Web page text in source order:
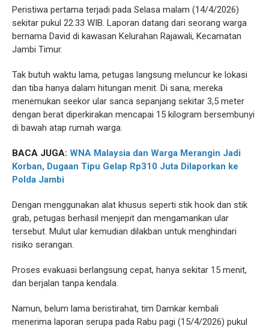
Peristiwa pertama terjadi pada Selasa malam (14/4/2026)
sekitar pukul 22.33 WIB. Laporan datang dari seorang warga
bernama David di kawasan Kelurahan Rajawali, Kecamatan
Jambi Timur.
Tak butuh waktu lama, petugas langsung meluncur ke lokasi
dan tiba hanya dalam hitungan menit. Di sana, mereka
menemukan seekor ular sanca sepanjang sekitar 3,5 meter
dengan berat diperkirakan mencapai 15 kilogram bersembunyi
di bawah atap rumah warga.
BACA JUGA: WNA Malaysia dan Warga Merangin Jadi
Korban, Dugaan Tipu Gelap Rp310 Juta Dilaporkan ke
Polda Jambi
Dengan menggunakan alat khusus seperti stik hook dan stik
grab, petugas berhasil menjepit dan mengamankan ular
tersebut. Mulut ular kemudian dilakban untuk menghindari
risiko serangan.
Proses evakuasi berlangsung cepat, hanya sekitar 15 menit,
dan berjalan tanpa kendala.
Namun, belum lama beristirahat, tim Damkar kembali
menerima laporan serupa pada Rabu pagi (15/4/2026) pukul